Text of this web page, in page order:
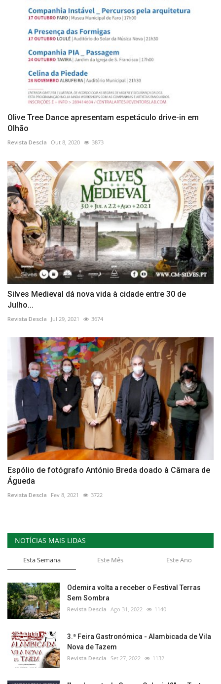
Olive Tree Dance apresentam espetáculo drive-in em
Olhão
Revista Descla Out 8, 2020 3873
Silves Medieval dá nova vida à cidade entre 30 de
Julho...
Revista Descla Jul 29, 2021 3674
Espólio de fotógrafo António Breda doado à Câmara de
Águeda
Revista Descla Fev 8, 2021 3722
NOTÍCIAS MAIS LIDAS
Esta Semana Este Mês Este Ano
Odemira volta a receber o Festival Terras
Sem Sombra
Revista Descla Ago 31, 2022 1140
3.ª Feira Gastronómica - Alambicada de Vila
Nova de Tazem
Revista Descla Set 27, 2022 1132